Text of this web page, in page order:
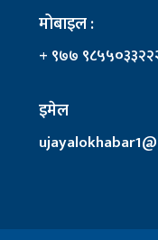
मोबाइल :
+ ९७७
इमेल